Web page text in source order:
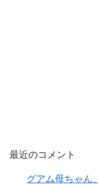
最近のコメント
グアム母ちゃん